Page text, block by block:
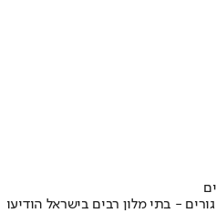
- בתי מלון רבים בישראל הודיעו